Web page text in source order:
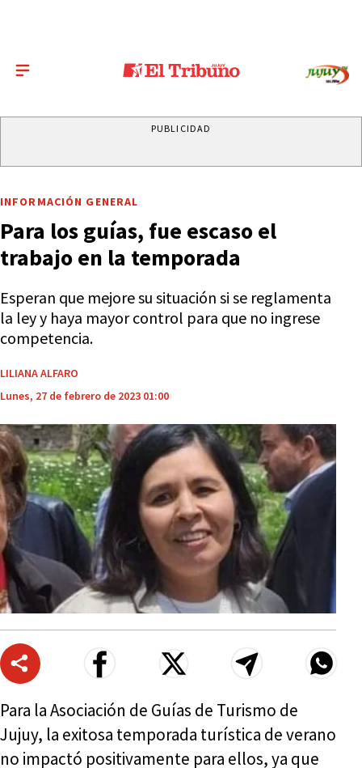
PUBLICIDAD
INFORMACIÓN GENERAL
Para los guías, fue escaso el
trabajo en la temporada
Esperan que mejore su situación si se reglamenta
la ley y haya mayor control para que no ingrese
competencia.
LILIANA ALFARO
Lunes, 27 de febrero de 2023 01:00
Para la Asociación de Guías de Turismo de
Jujuy, la exitosa temporada turística de verano
no impactó positivamente para ellos, ya que